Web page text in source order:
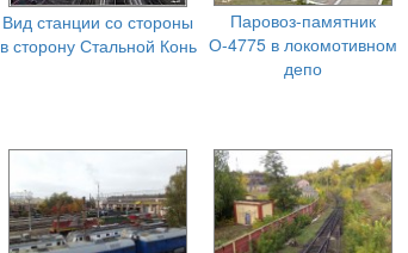
Вид станции со стороны
в сторону Стальной Конь
Паровоз-памятник
О-4775 в локомотивном
депо